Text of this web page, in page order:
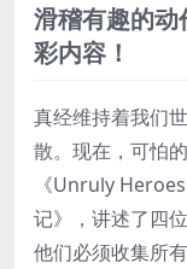
滑稽有趣的
彩内容！
真经维持着我们
散。现在，可怕
《Unruly
记》，讲述了四
他们必须收集所